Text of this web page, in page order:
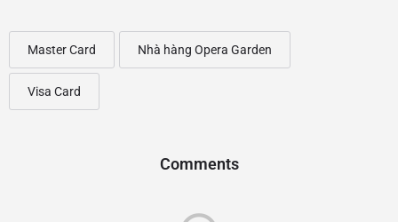
Master Card Nhà hàng Opera Garden
Visa Card
Comments